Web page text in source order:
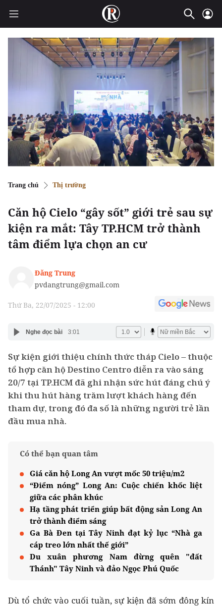
Trang chủ Thị trường
Căn hộ Cielo “gây sốt” giới trẻ sau sự
kiện ra mắt: Tây TP.HCM trở thành
tâm điểm lựa chọn an cư
Đăng Trung
pvdangtrung@gmail.com
Thứ Ba, 22/07/2025 - 12:00
Nghe đọc bài 3:01
Sự kiện giới thiệu chính thức tháp Cielo – thuộc
tổ hợp căn hộ Destino Centro diễn ra vào sáng
20/7 tại TP.HCM đã ghi nhận sức hút đáng chú ý
khi thu hút hàng trăm lượt khách hàng đến
tham dự, trong đó đa số là những người trẻ lần
đầu mua nhà.
Có thể bạn quan tâm
Giá căn hộ Long An vượt mốc 50 triệu/m2
“Điểm nóng” Long An: Cuộc chiến khốc liệt
giữa các phân khúc
Hạ tầng phát triển giúp bất động sản Long An
trở thành điểm sáng
Ga Bà Đen tại Tây Ninh đạt kỷ lục “Nhà ga
cáp treo lớn nhất thế giới”
Du xuân phương Nam đừng quên "đất
Thánh" Tây Ninh và đảo Ngọc Phú Quốc
Dù tổ chức vào cuối tuần, sự kiện đã sớm đông kín